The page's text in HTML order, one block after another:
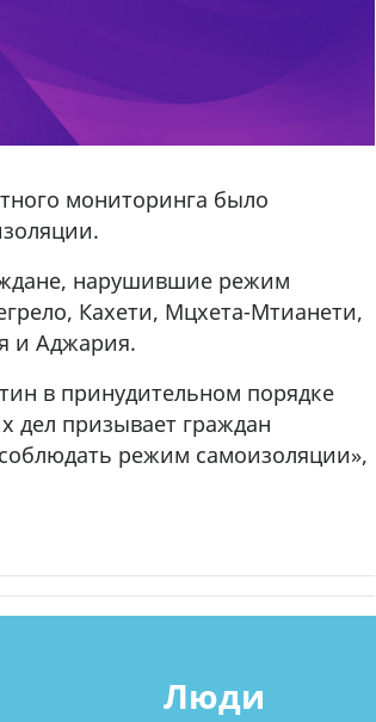
мониторинга было
нарушившие режим
Кахети, Мцхета-Мтианети,
и Аджария.
в принудительном порядке
дел призывает граждан
режим самоизоляции»,
Люди